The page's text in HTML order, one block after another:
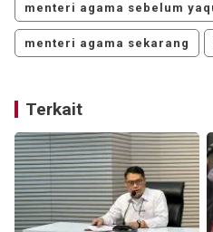
menteri agama sebelum
menteri agama sekarang
Terkait